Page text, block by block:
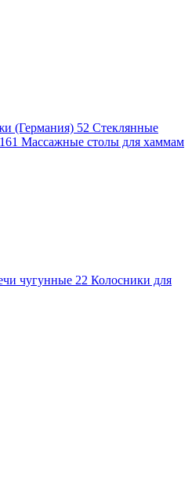
(Германия) 52 Стеклянные
161 Массажные столы для хаммам
чугунные 22 Колосники для